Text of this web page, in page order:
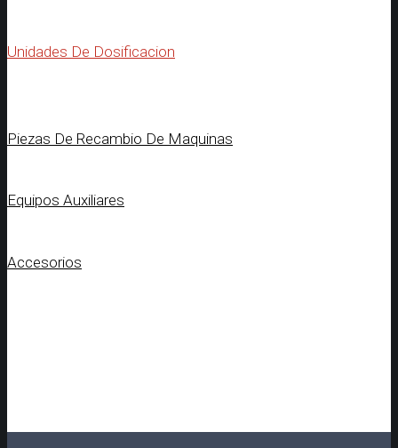
Unidades De Dosificacion
Piezas De Recambio De Maquinas
Equipos Auxiliares
Accesorios